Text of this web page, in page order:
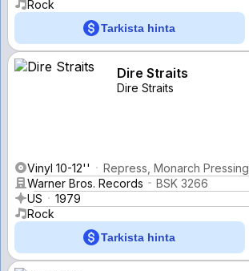
Rock
Tarkista hinta
Dire Straits
Dire Straits
Vinyl 10-12''
Repress, Monarch Pressing
Warner Bros. Records
BSK 3266
US
1979
Rock
Tarkista hinta